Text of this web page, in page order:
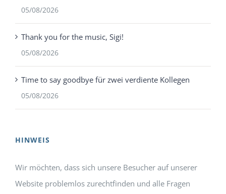
05/08/2026
Thank you for the music, Sigi!
05/08/2026
Time to say goodbye für zwei verdiente Kollegen
05/08/2026
HINWEIS
Wir möchten, dass sich unsere Besucher auf unserer
Website problemlos zurechtfinden und alle Fragen